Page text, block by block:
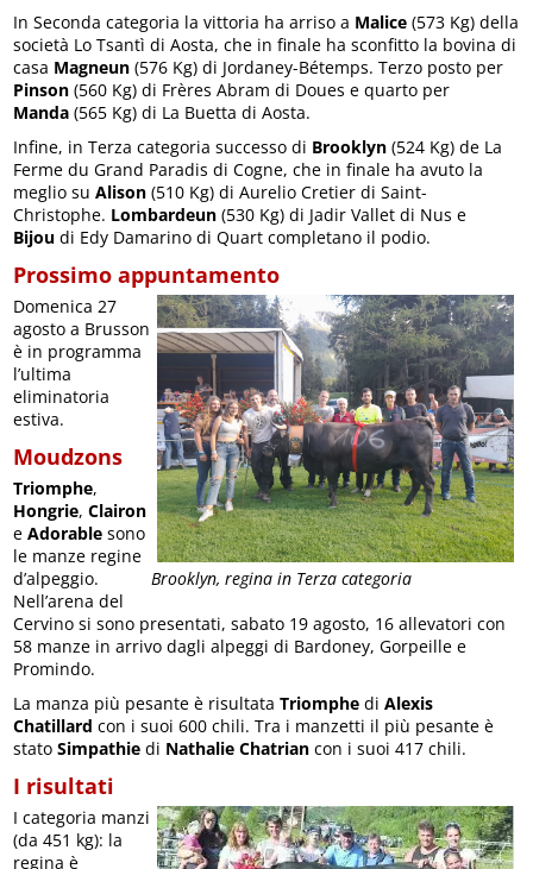
In Seconda categoria la vittoria ha arriso a Malice (573 Kg) della
società Lo Tsantì di Aosta, che in finale ha sconfitto la bovina di
casa Magneun(576 Kg) di Jordaney-Bétemps. Terzo posto per
Pinson (560 Kg) di Frères Abram di Doues e quarto per
Manda (565 Kg) di La Buetta di Aosta.
Infine, in Terza categoria successo di Brooklyn (524 Kg) de La
Ferme du Grand Paradis di Cogne, che in finale ha avuto la
meglio suAlison (510 Kg) di Aurelio Cretier di Saint-
Christophe. Lombardeun (530 Kg) di Jadir Vallet di Nus e
Bijou di Edy Damarino di Quart completano il podio.
Prossimo appuntamento
Brooklyn, regina in Terza categoria
Domenica 27
agosto a Brusson
è in programma
l’ultima
eliminatoria
estiva.
Moudzons
Triomphe,
Hongrie,Clairon
eAdorable sono
le manze regine
d’alpeggio.
Nell’arena del
Cervino si sono presentati, sabato 19 agosto, 16 allevatori con
58 manze in arrivo dagli alpeggi di Bardoney, Gorpeille e
Promindo.
La manza più pesante è risultataTriomphe diAlexis
Chatillard con i suoi 600 chili. Tra i manzetti il più pesante è
statoSimpathie di Nathalie Chatrian con i suoi 417 chili.
I risultati
I categoria manzi
(da 451 kg): la
regina è